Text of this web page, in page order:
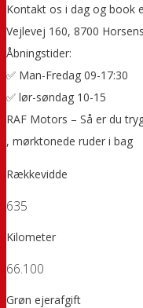
Kontakt os i dag og book
Vejlevej 160, 8700 Horsens
Åbningstider:
✅ Man-Fredag 09-17:30
✅ lør-søndag 10-15
RAF Motors – Så er du
, mørktonede ruder i bag
Rækkevidde
635
Kilometer
66.100
Grøn ejerafgift